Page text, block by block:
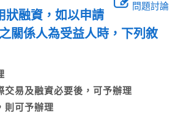
問題討論
狀融資，如以申請
關係人為受益人時，下列敘
交易及融資必要後，可予辦理
則可予辦理